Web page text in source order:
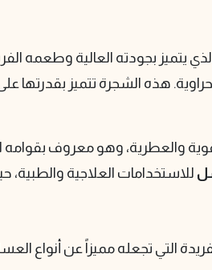
يتميز بجودته العالية وطعمه
هذه الشجرة تتميز بقدرتها
والعطرية، وهو معروف
للاستخدامات العلاجية
التي تجعله مميزاً عن أنواع